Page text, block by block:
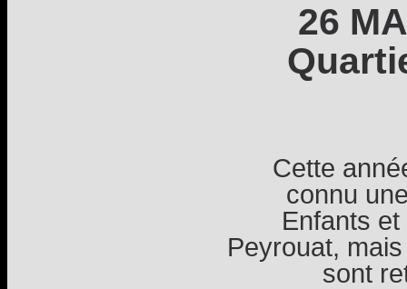
26
Cette
connu
Enfants
Peyrouat,
sont